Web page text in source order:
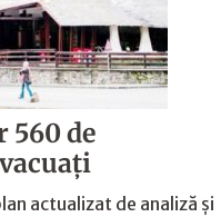
560 de
actualizat de analiză și